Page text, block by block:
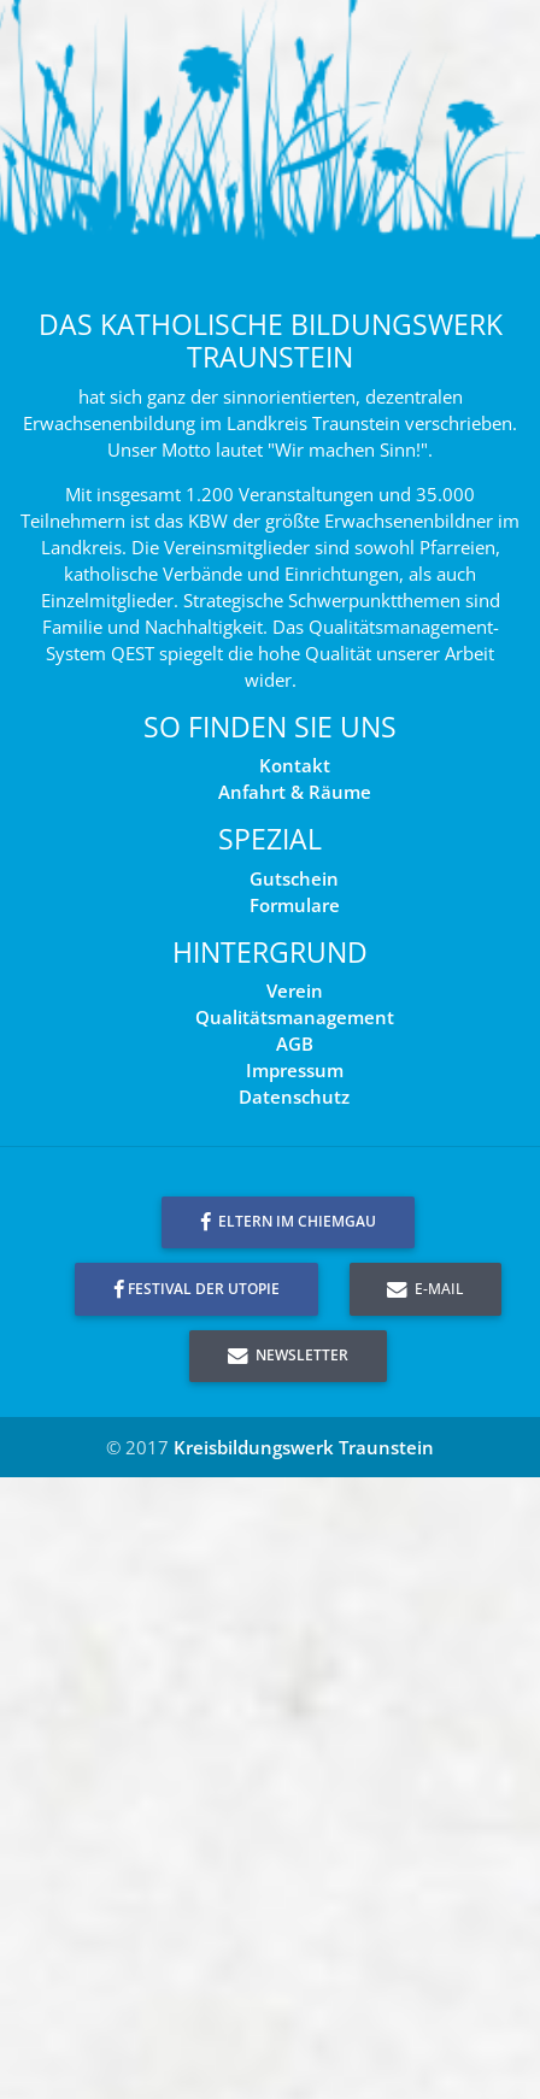
DAS KATHOLISCHE BILDUNGSWERK
TRAUNSTEIN
hat sich ganz der sinnorientierten, dezentralen
Erwachsenenbildung im Landkreis Traunstein verschrieben.
Unser Motto lautet "Wir machen Sinn!".
Mit insgesamt 1.200 Veranstaltungen und 35.000
Teilnehmern ist das KBW der größte Erwachsenenbildner im
Landkreis. Die Vereinsmitglieder sind sowohl Pfarreien,
katholische Verbände und Einrichtungen, als auch
Einzelmitglieder. Strategische Schwerpunktthemen sind
Familie und Nachhaltigkeit. Das Qualitätsmanagement-
System QEST spiegelt die hohe Qualität unserer Arbeit
wider.
SO FINDEN SIE UNS
Kontakt
Anfahrt & Räume
SPEZIAL
Gutschein
Formulare
HINTERGRUND
Verein
Qualitätsmanagement
AGB
Impressum
Datenschutz
ELTERN IM CHIEMGAU
FESTIVAL DER UTOPIE E-MAIL
NEWSLETTER
© 2017 Kreisbildungswerk Traunstein